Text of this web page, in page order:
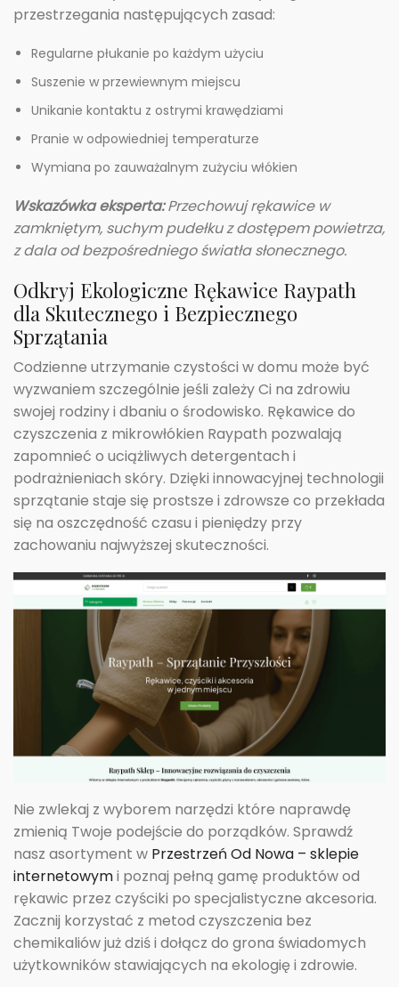
przestrzegania następujących zasad:
Regularne płukanie po każdym użyciu
Suszenie w przewiewnym miejscu
Unikanie kontaktu z ostrymi krawędziami
Pranie w odpowiedniej temperaturze
Wymiana po zauważalnym zużyciu włókien
Wskazówka eksperta: Przechowuj rękawice w
zamkniętym, suchym pudełku z dostępem powietrza,
z dala od bezpośredniego światła słonecznego.
Odkryj Ekologiczne Rękawice Raypath
dla Skutecznego i Bezpiecznego
Sprzątania
Codzienne utrzymanie czystości w domu może być
wyzwaniem szczególnie jeśli zależy Ci na zdrowiu
swojej rodziny i dbaniu o środowisko. Rękawice do
czyszczenia z mikrowłókien Raypath pozwalają
zapomnieć o uciążliwych detergentach i
podrażnieniach skóry. Dzięki innowacyjnej technologii
sprzątanie staje się prostsze i zdrowsze co przekłada
się na oszczędność czasu i pieniędzy przy
zachowaniu najwyższej skuteczności.
Nie zwlekaj z wyborem narzędzi które naprawdę
zmienią Twoje podejście do porządków. Sprawdź
nasz asortyment w Przestrzeń Od Nowa – sklepie
internetowymi poznaj pełną gamę produktów od
rękawic przez czyściki po specjalistyczne akcesoria.
Zacznij korzystać z metod czyszczenia bez
chemikaliów już dziś i dołącz do grona świadomych
użytkowników stawiających na ekologię i zdrowie.